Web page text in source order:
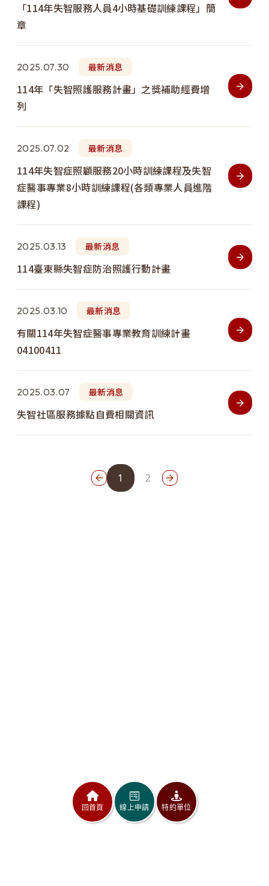
「114年失智服務人員4小時基礎訓練課程」簡
章
2025.07.30 最新消息
114年「失智照護服務計畫」之獎補助經費增
列
2025.07.02 最新消息
114年失智症照顧服務20小時訓練課程及失智
症醫事專業8小時訓練課程(各類專業人員進階
課程)
2025.03.13 最新消息
114臺東縣失智症防治照護行動計畫
2025.03.10 最新消息
有關114年失智症醫事專業教育訓練計畫
04100411
2025.03.07 最新消息
失智社區服務據點自費相關資訊
上一頁
1 2 下一頁
回首頁 線上申請 特約單位